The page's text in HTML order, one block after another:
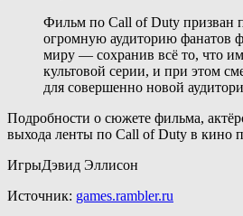
Фильм по Call of Duty призван
огромную аудиторию фанатов
миру — сохранив всё то, что им
культовой серии, и при этом
для совершенно новой
Подробности о сюжете фильма,
выхода ленты по Call of Duty в кино
ИгрыДэвид Эллисон
Источник: games.rambler.ru